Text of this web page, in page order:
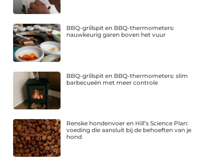
BBQ-grillspit en BBQ-thermometers:
nauwkeurig garen boven het vuur
BBQ-grillspit en BBQ-thermometers: slim
barbecueën met meer controle
Renske hondenvoer en Hill’s Science Plan:
voeding die aansluit bij de behoeften van je
hond